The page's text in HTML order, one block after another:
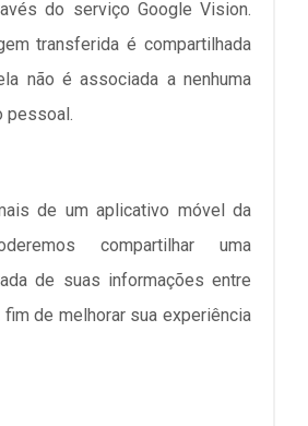
do serviço Google Vision.
transferida é compartilhada
não é associada a nenhuma
pessoal.
de um aplicativo móvel da
compartilhar uma
de suas informações entre
de melhorar sua experiência